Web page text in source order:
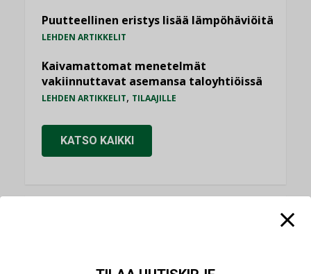
Puutteellinen eristys lisää lämpöhäviöitä
LEHDEN ARTIKKELIT
Kaivamattomat menetelmät
vakiinnuttavat asemansa taloyhtiöissä
LEHDEN ARTIKKELIT, TILAAJILLE
KATSO KAIKKI